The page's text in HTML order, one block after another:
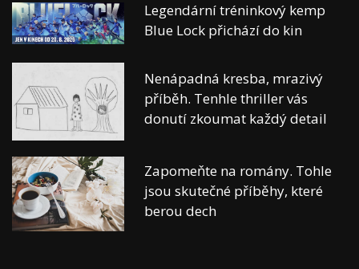
Legendární tréninkový kemp
Blue Lock přichází do kin
Nenápadná kresba, mrazivý
příběh. Tenhle thriller vás
donutí zkoumat každý detail
Zapomeňte na romány. Tohle
jsou skutečné příběhy, které
berou dech